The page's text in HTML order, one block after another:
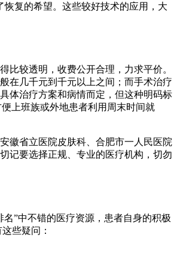
复的希望。这些较好技术的应用，大
比较透明，收费公开合理，力求平价。
在几千元到千元以上之间；而手术治疗
体治疗方案和病情而定，但这种明码标
上班族或外地患者利用周末时间就
徽省立医院皮肤科、合肥市一人民医院
记要选择正规、专业的医疗机构，切勿
”中不错的医疗资源，患者自身的积极
些疑问：